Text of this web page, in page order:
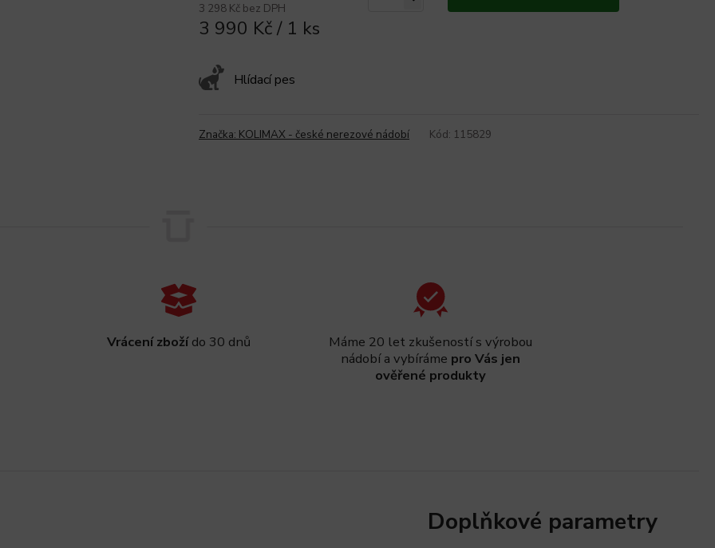
3 298 Kč bez DPH
3 990 Kč / 1 ks
Hlídací pes
Značka: KOLIMAX - české nerezové nádobí Kód: 115829
Vrácení zbožído 30 dnů
Máme 20 let zkušeností s výrobou
nádobí a vybíráme pro Vás jen
ověřené produkty
Doplňkové parametry